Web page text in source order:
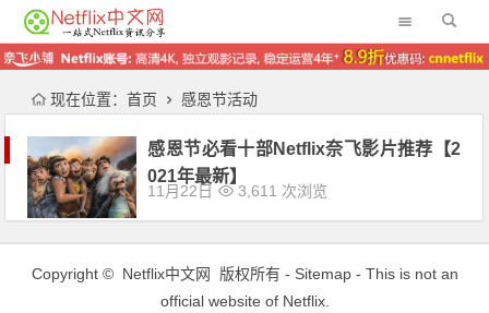
现在位置： 首页 感恩节活动
感恩节必看十部Netflix奈飞影片推荐【2
021年最新】
11月22日 3,611 次浏览
Copyright © Netflix中文网 版权所有 - Sitemap- This is not an
official website of Netflix.